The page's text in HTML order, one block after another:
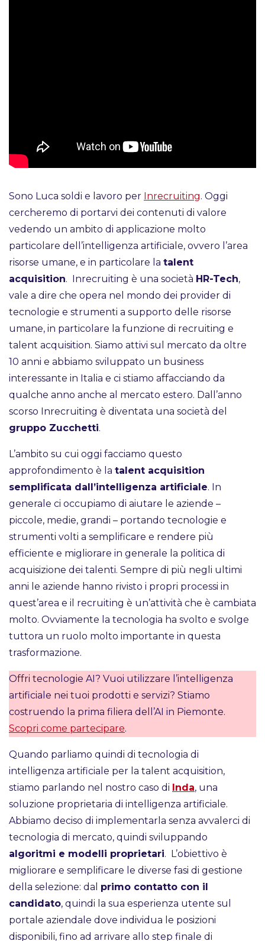
Sono Luca soldi e lavoro per Inrecruiting. Oggi
cercheremo di portarvi dei contenuti di valore
vedendo un ambito di applicazione molto
particolare dell’intelligenza artificiale, ovvero l’area
risorse umane, e in particolare la talent
acquisition. Inrecruiting è una società HR-Tech,
vale a dire che opera nel mondo dei provider di
tecnologie e strumenti a supporto delle risorse
umane, in particolare la funzione di recruiting e
talent acquisition. Siamo attivi sul mercato da oltre
10 anni e abbiamo sviluppato un business
interessante in Italia e ci stiamo affacciando da
qualche anno anche al mercato estero. Dall’anno
scorso Inrecruiting è diventata una società del
gruppo Zucchetti.
L’ambito su cui oggi facciamo questo
approfondimento è la talent acquisition
semplificata dall’intelligenza artificiale. In
generale ci occupiamo di aiutare le aziende –
piccole, medie, grandi – portando tecnologie e
strumenti volti a semplificare e rendere più
efficiente e migliorare in generale la politica di
acquisizione dei talenti. Sempre di più negli ultimi
anni le aziende hanno rivisto i propri processi in
quest’area e il recruiting è un’attività che è cambiata
molto. Ovviamente la tecnologia ha svolto e svolge
tuttora un ruolo molto importante in questa
trasformazione.
Offri tecnologie AI? Vuoi utilizzare l’intelligenza
artificiale nei tuoi prodotti e servizi? Stiamo
costruendo la prima filiera dell’AI in Piemonte.
Scopri come partecipare.
Quando parliamo quindi di tecnologia di
intelligenza artificiale per la talent acquisition,
stiamo parlando nel nostro caso di Inda, una
soluzione proprietaria di intelligenza artificiale.
Abbiamo deciso di implementarla senza avvalerci di
tecnologia di mercato, quindi sviluppando
algoritmi e modelli proprietari. L’obiettivo è
migliorare e semplificare le diverse fasi di gestione
della selezione: dal primo contatto con il
candidato, quindi la sua esperienza utente sul
portale aziendale dove individua le posizioni
disponibili, fino ad arrivare allo step finale di